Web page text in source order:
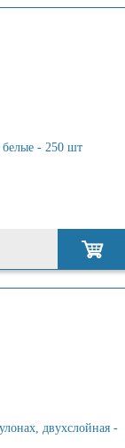
белые - 250 шт
двухслойная -